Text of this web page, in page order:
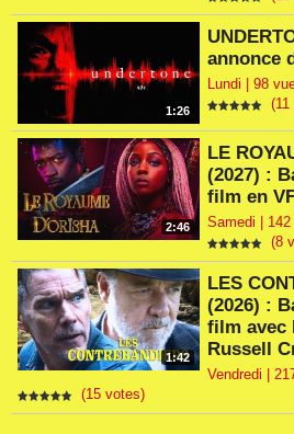
1:26
annonce
Lundi | 98
(11
2:46
LE
(2027) :
film en
Samedi | 142
(8
1:42
LES
(2026) :
film avec
Russell
Vendredi |
(15 votes)